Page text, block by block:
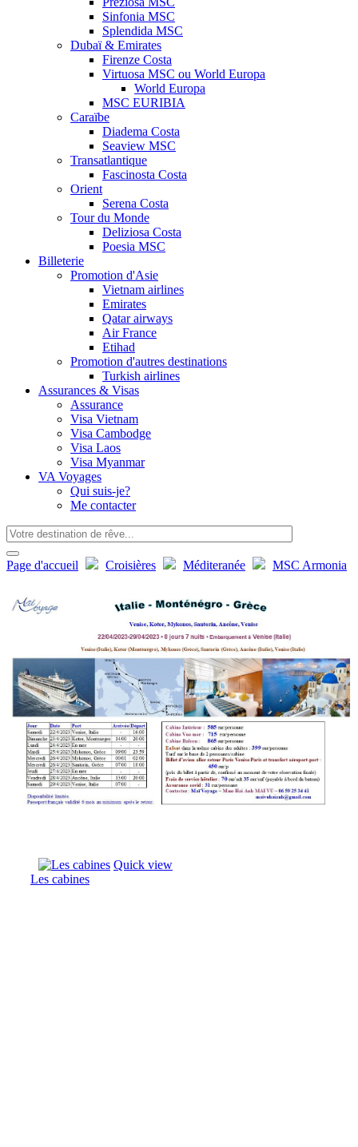
Sinfonia MSC
Splendida MSC
Dubaï & Emirates
Firenze Costa
Virtuosa MSC ou World Europa
World Europa
MSC EURIBIA
Caraïbe
Diadema Costa
Seaview MSC
Transatlantique
Fascinosta Costa
Orient
Serena Costa
Tour du Monde
Deliziosa Costa
Poesia MSC
Billeterie
Promotion d'Asie
Vietnam airlines
Emirates
Qatar airways
Air France
Etihad
Promotion d'autres destinations
Turkish airlines
Assurances & Visas
Assurance
Visa Vietnam
Visa Cambodge
Visa Laos
Visa Myanmar
VA Voyages
Qui suis-je?
Me contacter
Page d'accueil Croisières Méditeranée MSC Armonia
Quick view
Les cabines